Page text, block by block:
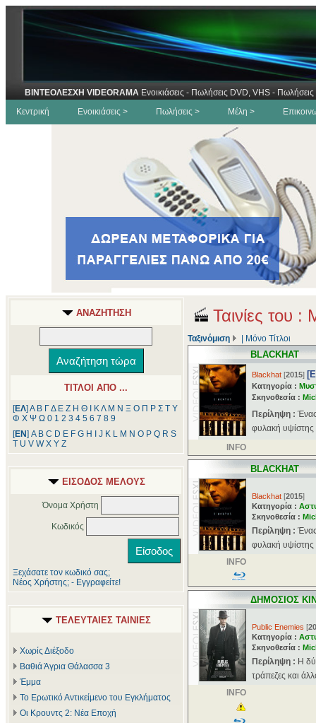
ΒΙΝΤΕΟΛΕΣΧΗ VIDEORAMA Ενοικιάσεις - Πωλήσεις DVD, VHS -
Κεντρική
Ενοικιάσεις > Πωλήσεις > Μέλη >
ΑΝΑΖΗΤΗΣΗ
ΤΙΤΛΟΙ ΑΠΟ ...
[ΕΛ] Α Β ΓΔ Ε Ζ Η Θ ΚΛ Μ Ν Ξ Ο Π Ρ Σ Τ Υ
Φ Χ Ψ Ω 0 1 2 3 4 5 6 7 8 9
[ΕΝ] A B C D E F G H J K L M N O P Q R S
T U V W X Y Z
ΕΙΣΟΔΟΣ ΜΕΛΟΥΣ
Όνομα Χρήστη
Κωδικός
Ξεχάσατε τον κωδικό σας;
Νέος Χρήστης; - Εγγραφείτε!
ΤΕΛΕΥΤΑΙΕΣ ΤΑΙΝΙΕΣ
Χωρίς Διέξοδο
Βαθιά Άγρια Θάλασσα 3
Έμμα
Το Ερωτικό Αντικείμενο του Εγκλήματος
Οι Κρουντς 2: Νέα Εποχή
Ταινίες του
Ταξινόμιση Μόνο Τίτλοι
BLACKHAT
Blackhat [2015]
Κατηγορία :
Σκηνοθεσία :
Περίληψη :
φυλακή υψίστης
INFO
BLACKHAT
Blackhat [2015]
Κατηγορία :
Σκηνοθεσία :
Περίληψη :
φυλακή υψίστης
INFO
ΔΗΜΟΣΙΟΣ
Public Enemies [
Κατηγορία :
Σκηνοθεσία :
Περίληψη : Η
τράπεζες και
INFO